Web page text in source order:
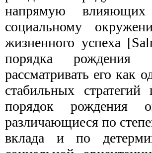
напрямую
социальному
жизненного успеха
порядка рождения
рассматривать его как
стабильных стратегий
порядок рождения
различающиеся по
вклада и по